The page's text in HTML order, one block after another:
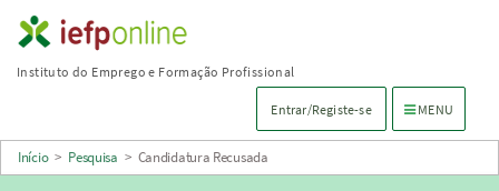
Saltar
para
principal
Instituto do Emprego e Formação Profissional
Entrar/Registe-se Menu de
MENU
Início > Pesquisa > Candidatura Recusada